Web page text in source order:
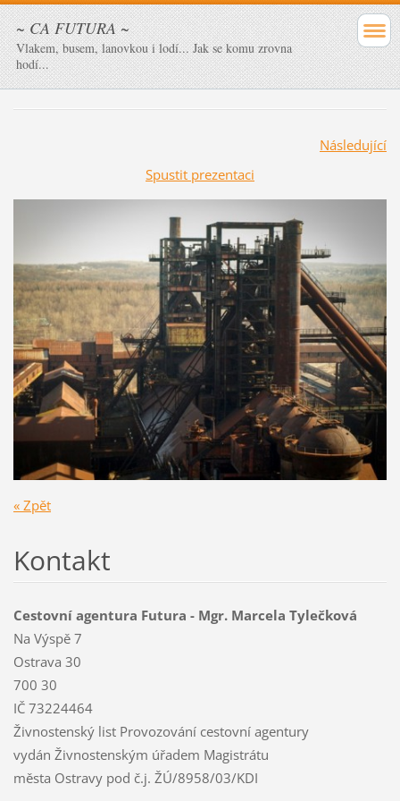
~ CA FUTURA ~
Vlakem, busem, lanovkou i lodí... Jak se komu zrovna
hodí...
Následující
Spustit prezentaci
« Zpět
Kontakt
Cestovní agentura Futura - Mgr. Marcela Tylečková
Na Výspě 7
Ostrava 30
700 30
IČ 73224464
Živnostenský list Provozování cestovní agentury
vydán Živnostenským úřadem Magistrátu
města Ostravy pod č.j. ŽÚ/8958/03/KDI